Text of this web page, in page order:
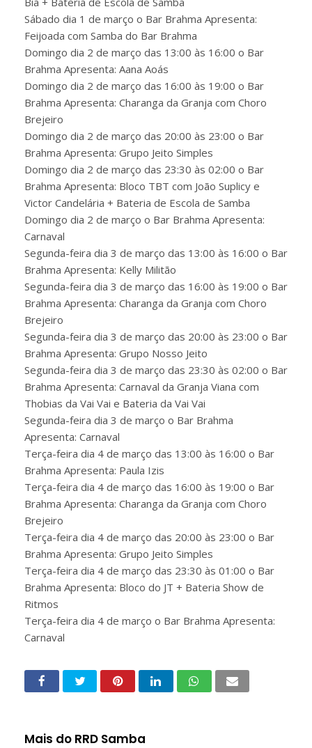
Sábado dia 1 de março o Bar Brahma Apresenta:
Feijoada com Samba do Bar Brahma
Domingo dia 2 de março das 13:00 às 16:00 o Bar
Brahma Apresenta: Aana Aoás
Domingo dia 2 de março das 16:00 às 19:00 o Bar
Brahma Apresenta: Charanga da Granja com Choro
Brejeiro
Domingo dia 2 de março das 20:00 às 23:00 o Bar
Brahma Apresenta: Grupo Jeito Simples
Domingo dia 2 de março das 23:30 às 02:00 o Bar
Brahma Apresenta: Bloco TBT com João Suplicy e
Victor Candelária + Bateria de Escola de Samba
Domingo dia 2 de março o Bar Brahma Apresenta:
Carnaval
Segunda-feira dia 3 de março das 13:00 às 16:00 o Bar
Brahma Apresenta: Kelly Militão
Segunda-feira dia 3 de março das 16:00 às 19:00 o Bar
Brahma Apresenta: Charanga da Granja com Choro
Brejeiro
Segunda-feira dia 3 de março das 20:00 às 23:00 o Bar
Brahma Apresenta: Grupo Nosso Jeito
Segunda-feira dia 3 de março das 23:30 às 02:00 o Bar
Brahma Apresenta: Carnaval da Granja Viana com
Thobias da Vai Vai e Bateria da Vai Vai
Segunda-feira dia 3 de março o Bar Brahma
Apresenta: Carnaval
Terça-feira dia 4 de março das 13:00 às 16:00 o Bar
Brahma Apresenta: Paula Izis
Terça-feira dia 4 de março das 16:00 às 19:00 o Bar
Brahma Apresenta: Charanga da Granja com Choro
Brejeiro
Terça-feira dia 4 de março das 20:00 às 23:00 o Bar
Brahma Apresenta: Grupo Jeito Simples
Terça-feira dia 4 de março das 23:30 às 01:00 o Bar
Brahma Apresenta: Bloco do JT + Bateria Show de
Ritmos
Terça-feira dia 4 de março o Bar Brahma Apresenta:
Carnaval
Mais do RRD Samba